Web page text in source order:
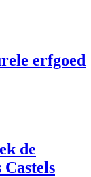
erfgoed
de